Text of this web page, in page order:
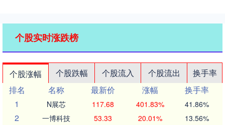
个股实时涨跌榜
个股涨幅 个股跌幅 个股流入 个股流出
换手率
排名
名称 最新价 涨幅
换手率
1
N展芯 117.68 401.83% 41.86%
2 一博科技 53.33 20.01% 13.56%